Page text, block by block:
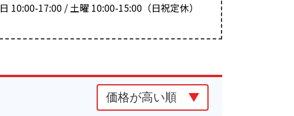
10:00-17:00 / 土曜 10:00-15:00（日祝定休）